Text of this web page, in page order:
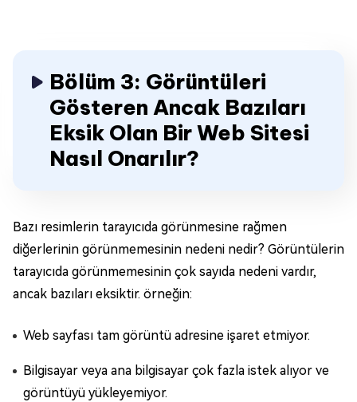
Bölüm 3: Görüntüleri
Gösteren Ancak Bazıları
Eksik Olan Bir Web Sitesi
Nasıl Onarılır?
Bazı resimlerin tarayıcıda görünmesine rağmen
diğerlerinin görünmemesinin nedeni nedir? Görüntülerin
tarayıcıda görünmemesinin çok sayıda nedeni vardır,
ancak bazıları eksiktir. örneğin:
Web sayfası tam görüntü adresine işaret etmiyor.
Bilgisayar veya ana bilgisayar çok fazla istek alıyor ve
görüntüyü yükleyemiyor.